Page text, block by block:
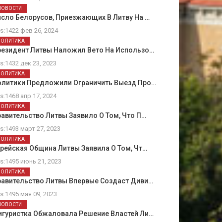
Белорусов, Приезжающих В Литву На …
фев 26, 2024
Литвы Наложил Вето На Использо…
дек 23, 2023
Предложили Ограничить Выезд Про…
апр 17, 2024
Литвы Заявило О Том, Что П…
март 27, 2023
Община Литвы Заявила О Том, Чт…
июнь 21, 2023
Литвы Впервые Создаст Диви…
мая 09, 2023
Обжаловала Решение Властей Ли…